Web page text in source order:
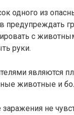
одного из
предупреждать
с
руки.
являются
животные и
не